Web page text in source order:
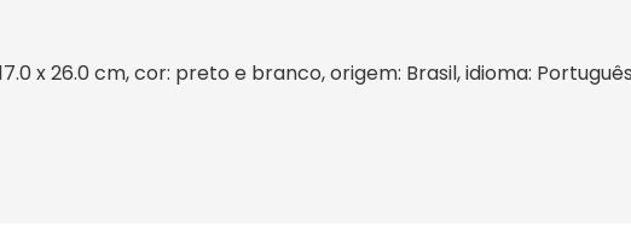
x 26.0 cm, cor: preto e branco, origem: Brasil, idioma: